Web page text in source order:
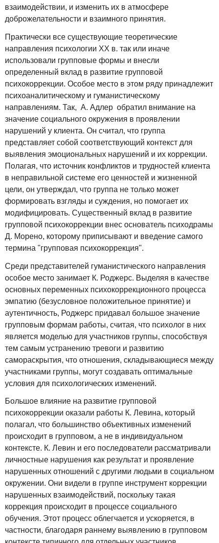
взаимодействии, и изменить их в атмосфере
доброжелательности и взаимного принятия.
Практически все существующие теоретические
направления психологии XX в. так или иначе
использовали групповые формы и внесли
определенный вклад в развитие групповой
психокоррекции. Особое место в этом ряду принадлежит
психоаналитическому и гуманистическому
направлениям. Так, А. Адлер обратил внимание на
значение социального окружения в проявлении
нарушений у клиента. Он считал, что группа
представляет собой соответствующий контекст для
выявления эмоциональных нарушений и их коррекции.
Полагая, что источник конфликтов и трудностей клиента
в неправильной системе его ценностей и жизненной
цели, он утверждал, что группа не только может
формировать взгляды и суждения, но помогает их
модифицировать. Существенный вклад в развитие
групповой психокоррекции внес основатель психодрамы
Д. Морено, которому приписывают и введение самого
термина "групповая психокоррекция".
Среди представителей гуманистического направления
особое место занимает К. Роджерс. Выделяя в качестве
основных переменных психокоррекционного процесса
эмпатию (безусловное положительное принятие) и
аутентичность, Роджерс придавал большое значение
групповым формам работы, считая, что психолог в них
является моделью для участников группы, способствуя
тем самым устранению тревоги и развитию
самораскрытия, что отношения, складывающиеся между
участниками группы, могут создавать оптимальные
условия для психологических изменений.
Большое влияние на развитие групповой
психокоррекции оказали работы К. Левина, который
полагал, что большинство объективных изменений
происходит в групповом, а не в индивидуальном
контексте. К. Левин и его последователи рассматривали
личностные нарушения как результат и проявление
нарушенных отношений с другими людьми в социальном
окружении. Они видели в группе инструмент коррекции
нарушенных взаимодействий, поскольку такая
коррекция происходит в процессе социального
обучения. Этот процесс облегчается и ускоряется, в
частности, благодаря раннему выявлению в групповом